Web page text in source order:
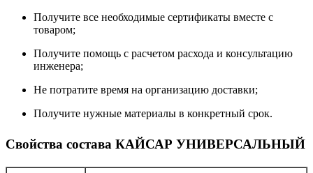
Получите все необходимые сертификаты вместе с
товаром;
Получите помощь с расчетом расхода и консультацию
инженера;
Не потратите время на организацию доставки;
Получите нужные материалы в конкретный срок.
Свойства состава КАЙСАР УНИВЕРСАЛЬНЫЙ